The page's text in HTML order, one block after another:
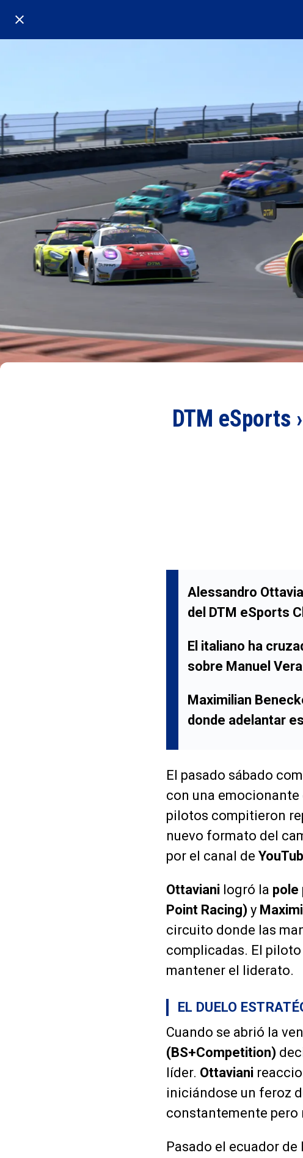
DTM
Alessandro
del DTM eSports
El italiano ha
sobre Manuel
Maximilian
donde adelantar
El pasado sábado
con una
pilotos compitieron
nuevo formato del
por el canal de
Ottaviani logró la pole
Point Racing) y
circuito donde las
complicadas. El piloto
mantener el liderato.
EL DUELO
Cuando se abrió la
(BS+Competition)
líder. Ottaviani
iniciándose un feroz
constantemente pero
Pasado el ecuador de